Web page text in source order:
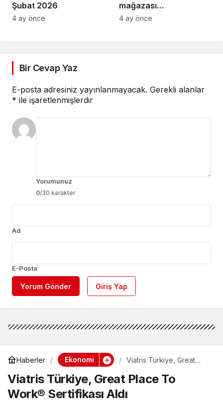
Şubat 2026
4 ay önce
mağazası
Osmangazi’de açıldı
4 ay önce
Bir Cevap Yaz
E-posta adresiniz yayınlanmayacak. Gerekli alanlar
* ile işaretlenmişlerdir
Yorumunuz
0/30 karakter
Ad
E-Posta
Yorum Gönder Giriş Yap
Haberler Ekonomi
Viatris Türkiye, Great
Sertifikası Aldı
Viatris Türkiye, Great Place To
Work® Sertifikası Aldı